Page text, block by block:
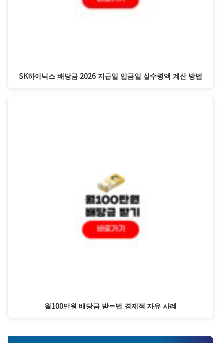
SK하이닉스 배당금 2026 지급일 입금일 실수령액 계산 방법
월100만원 배당금 받는법 경제적 자유 사례